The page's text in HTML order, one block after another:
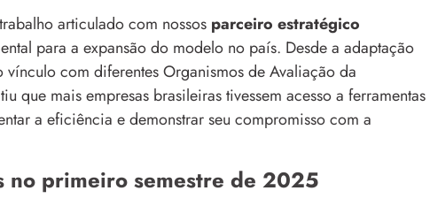
articulado com nossos parceiro estratégico
para a expansão do modelo no país. Desde a adaptação
com diferentes Organismos de Avaliação da
que mais empresas brasileiras tivessem acesso a ferramentas
a eficiência e demonstrar seu compromisso com a
no primeiro semestre de 2025